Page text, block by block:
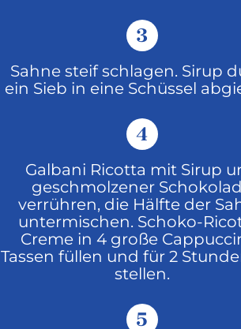
3
Sahne steif schlagen. Sirup
ein Sieb in eine Schüssel
4
Galbani Ricotta mit Sirup
geschmolzener
verrühren, die Hälfte der
untermischen. Schoko-
Creme in 4 große
Tassen füllen und für 2
stellen.
5